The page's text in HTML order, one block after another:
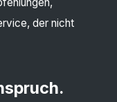
der nicht